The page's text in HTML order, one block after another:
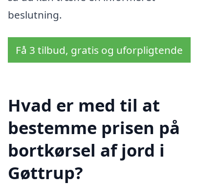
beslutning.
Få 3 tilbud, gratis og uforpligtende
Hvad er med til at
bestemme prisen på
bortkørsel af jord i
Gøttrup?